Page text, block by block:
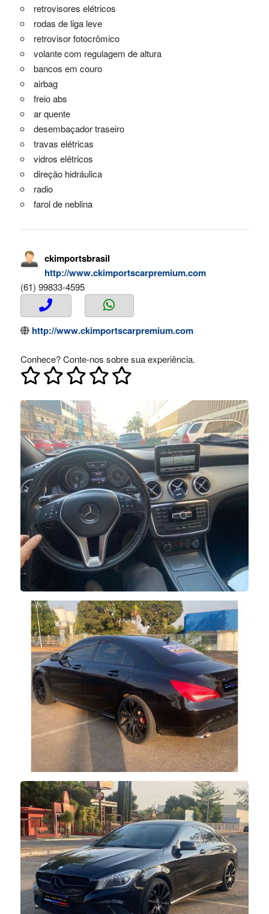
retrovisores elétricos
rodas de liga leve
retrovisor fotocrômico
volante com regulagem de altura
bancos em couro
airbag
freio abs
ar quente
desembaçador traseiro
travas elétricas
vidros elétricos
direção hidráulica
radio
farol de neblina
ckimportsbrasil
http://www.ckimportscarpremium.com
(61) 99833-4595
http://www.ckimportscarpremium.com
Conhece? Conte-nos sobre sua experiência.